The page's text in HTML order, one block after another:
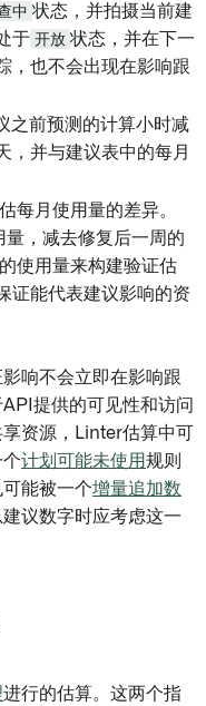
中 状态，并拍摄当前建
于 开放 状态，并在下一
，也不会出现在影响跟
之前预测的计算小时减
，并与建议表中的每月
每月使用量的差异。
，减去修复后一周的
使用量来构建验证估
证能代表建议影响的资
响不会立即在影响跟
提供的可见性和访问
资源，Linter估算中可
计划可能未使用规则
能被一个增量追加数
议数字时应考虑这一
进行的估算。这两个指